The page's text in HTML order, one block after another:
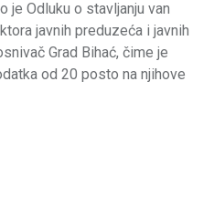
je Odluku o stavljanju van
javnih preduzeća i javnih
Grad Bihać, čime je
od 20 posto na njihove